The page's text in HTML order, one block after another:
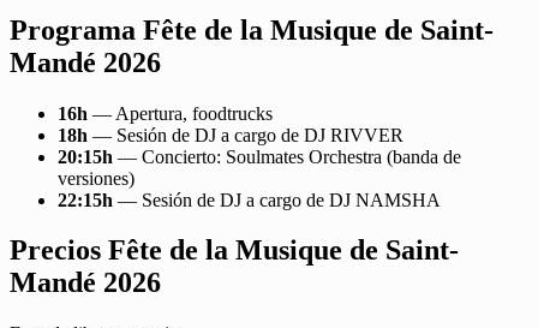
Programa Fête de la Musique de Saint-
Mandé 2026
16h — Apertura, foodtrucks
18h — Sesión de DJ a cargo de DJ RIVVER
20:15h — Concierto: Soulmates Orchestra (banda de
versiones)
22:15h — Sesión de DJ a cargo de DJ NAMSHA
Precios Fête de la Musique de Saint-
Mandé 2026